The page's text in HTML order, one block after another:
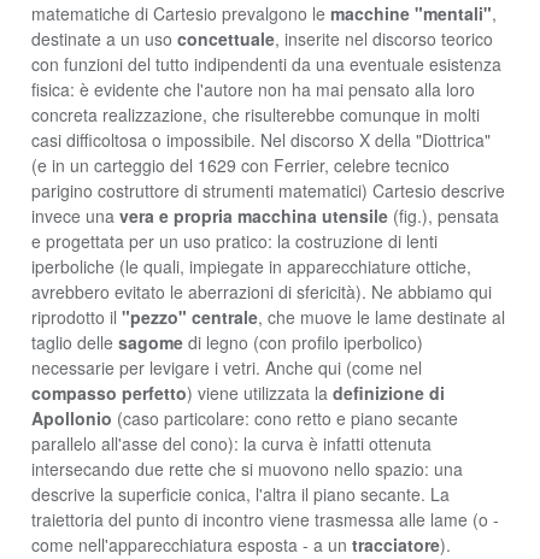
matematiche di Cartesio prevalgono le macchine "mentali",
destinate a un uso concettuale, inserite nel discorso teorico
con funzioni del tutto indipendenti da una eventuale esistenza
fisica: è evidente che l'autore non ha mai pensato alla loro
concreta realizzazione, che risulterebbe comunque in molti
casi difficoltosa o impossibile. Nel discorso X della "Diottrica"
(e in un carteggio del 1629 con Ferrier, celebre tecnico
parigino costruttore di strumenti matematici) Cartesio descrive
invece una vera e propria macchina utensile (fig.), pensata
e progettata per un uso pratico: la costruzione di lenti
iperboliche (le quali, impiegate in apparecchiature ottiche,
avrebbero evitato le aberrazioni di sfericità). Ne abbiamo qui
riprodotto il "pezzo" centrale, che muove le lame destinate al
taglio delle sagome di legno (con profilo iperbolico)
necessarie per levigare i vetri. Anche qui (come nel
compasso perfetto) viene utilizzata la definizione di
Apollonio (caso particolare: cono retto e piano secante
parallelo all'asse del cono): la curva è infatti ottenuta
intersecando due rette che si muovono nello spazio: una
descrive la superficie conica, l'altra il piano secante. La
traiettoria del punto di incontro viene trasmessa alle lame (o -
come nell'apparecchiatura esposta - a un tracciatore).